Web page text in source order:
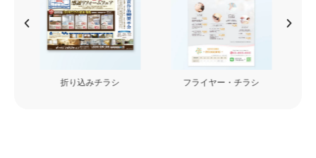
フライヤー・チラシ 看板・カッティングシート